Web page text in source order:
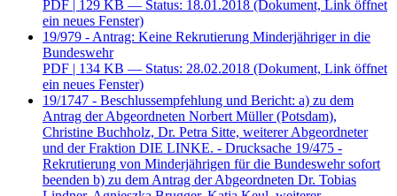
PDF | 129 KB — Status: 18.01.2018 (Dokument, Link öffnet
ein neues Fenster)
19/979 - Antrag: Keine Rekrutierung Minderjähriger in die
Bundeswehr
PDF | 134 KB — Status: 28.02.2018 (Dokument, Link öffnet
ein neues Fenster)
19/1747 - Beschlussempfehlung und Bericht: a) zu dem
Antrag der Abgeordneten Norbert Müller (Potsdam),
Christine Buchholz, Dr. Petra Sitte, weiterer Abgeordneter
und der Fraktion DIE LINKE. - Drucksache 19/475 -
Rekrutierung von Minderjährigen für die Bundeswehr sofort
beenden b) zu dem Antrag der Abgeordneten Dr. Tobias